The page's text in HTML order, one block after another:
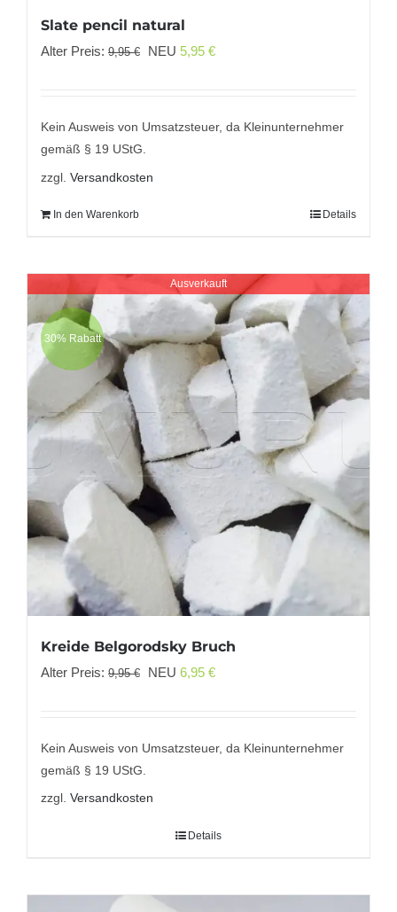
Slate pencil natural
Alter Preis: 9,95€
Ursprünglicher
9,95 €
NEU 5,95 €Aktueller
5,95 €.
Kein Ausweis von Umsatzsteuer, da Kleinunternehmer
gemäß § 19 UStG.
zzgl. Versandkosten
In den Warenkorb Details
Ausverkauft
30% Rabatt
Kreide Belgorodsky Bruch
Alter Preis: 9,95€
Ursprünglicher
9,95 €
NEU 6,95 €Aktueller
6,95 €.
Kein Ausweis von Umsatzsteuer, da Kleinunternehmer
gemäß § 19 UStG.
zzgl. Versandkosten
Details